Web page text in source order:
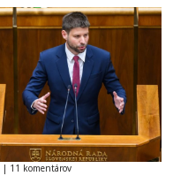
| 11 komentárov